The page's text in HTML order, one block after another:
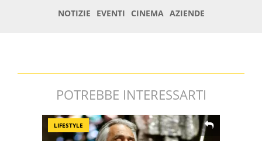
POTREBBE INTERESSARTI
LIFESTYLE